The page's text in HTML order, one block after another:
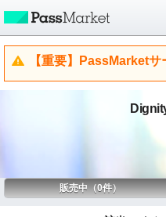
【重要】PassMarket
販売中（0件）